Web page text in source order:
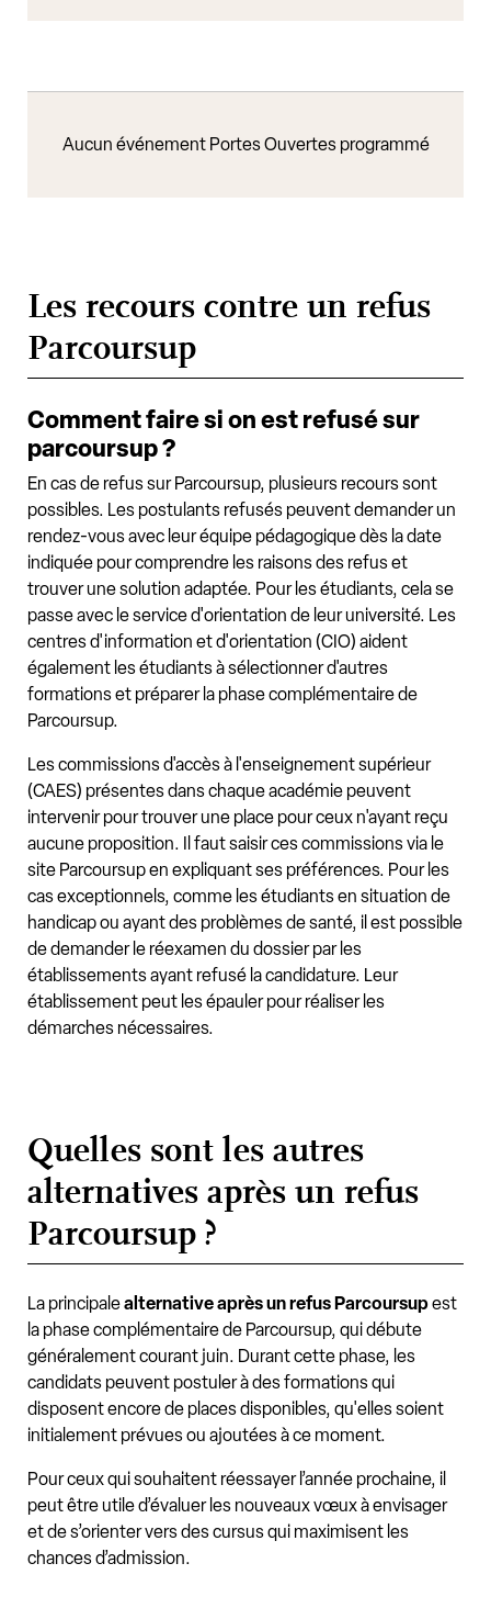
Aucun événement Portes Ouvertes programmé
Les recours contre un refus
Parcoursup
Comment faire si on est refusé sur
parcoursup ?
En cas de refus sur Parcoursup, plusieurs recours sont
possibles. Les postulants refusés peuvent demander un
rendez-vous avec leur équipe pédagogique dès la date
indiquée pour comprendre les raisons des refus et
trouver une solution adaptée. Pour les étudiants, cela se
passe avec le service d'orientation de leur université. Les
centres d'information et d'orientation (CIO) aident
également les étudiants à sélectionner d'autres
formations et préparer la phase complémentaire de
Parcoursup.
Les commissions d'accès à l'enseignement supérieur
(CAES) présentes dans chaque académie peuvent
intervenir pour trouver une place pour ceux n'ayant reçu
aucune proposition. Il faut saisir ces commissions via le
site Parcoursup en expliquant ses préférences. Pour les
cas exceptionnels, comme les étudiants en situation de
handicap ou ayant des problèmes de santé, il est possible
de demander le réexamen du dossier par les
établissements ayant refusé la candidature. Leur
établissement peut les épauler pour réaliser les
démarches nécessaires.
Quelles sont les autres
alternatives après un refus
Parcoursup ?
La principalealternative après un refus Parcoursupest
la phase complémentaire de Parcoursup, qui débute
généralement courant juin. Durant cette phase, les
candidats peuvent postuler à des formations qui
disposent encore de places disponibles, qu'elles soient
initialement prévues ou ajoutées à ce moment.
Pour ceux qui souhaitent réessayer l’année prochaine, il
peut être utile d’évaluer les nouveaux vœux à envisager
et de s’orienter vers des cursus qui maximisent les
chances d’admission.